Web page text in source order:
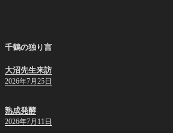
ン
千鶴の独り言
大沼先生来訪
2026年7月25日
熟成発酵
2026年7月11日